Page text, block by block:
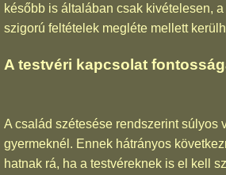
később is általában csak kivételesen,
szigorú feltételek megléte mellett
A testvéri kapcsolat
A család szétesése rendszerint súlyos
gyermeknél. Ennek hátrányos
hatnak rá, ha a testvéreknek is el kell